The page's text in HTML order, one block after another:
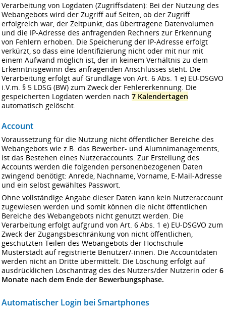
Verarbeitung von Logdaten (Zugriffsdaten): Bei der Nutzung des
Webangebots wird der Zugriff auf Seiten, ob der Zugriff
erfolgreich war, der Zeitpunkt, das übertragene Datenvolumen
und die IP-Adresse des anfragenden Rechners zur Erkennung
von Fehlern erhoben. Die Speicherung der IP-Adresse erfolgt
verkürzt, so dass eine Identifizierung nicht oder mit nur mit
einem Aufwand möglich ist, der in keinem Verhältnis zu dem
Erkenntnisgewinn des anfragenden Anschlusses steht. Die
Verarbeitung erfolgt auf Grundlage von Art. 6 Abs. 1 e) EU-DSGVO
i.V.m. § 5 LDSG (BW) zum Zweck der Fehlererkennung. Die
gespeicherten Logdaten werden nach 7 Kalendertagen
automatisch gelöscht.
Account
Voraussetzung für die Nutzung nicht öffentlicher Bereiche des
Webangebots wie z.B. das Bewerber- und Alumnimanagements,
ist das Bestehen eines Nutzeraccounts. Zur Erstellung des
Accounts werden die folgenden personenbezogenen Daten
zwingend benötigt: Anrede, Nachname, Vorname, E-Mail-Adresse
und ein selbst gewähltes Passwort.
Ohne vollständige Angabe dieser Daten kann kein Nutzeraccount
zugewiesen werden und somit können die nicht öffentlichen
Bereiche des Webangebots nicht genutzt werden. Die
Verarbeitung erfolgt aufgrund von Art. 6 Abs. 1 e) EU-DSGVO zum
Zweck der Zugangsbeschränkung von nicht öffentlichen,
geschützten Teilen des Webangebots der Hochschule
Musterstadt auf registrierte Benutzer/-innen. Die Accountdaten
werden nicht an Dritte übermittelt. Die Löschung erfolgt auf
ausdrücklichen Löschantrag des des Nutzers/der Nutzerin oder 6
Monate nach dem Ende der Bewerbungsphase.
Automatischer Login bei Smartphones